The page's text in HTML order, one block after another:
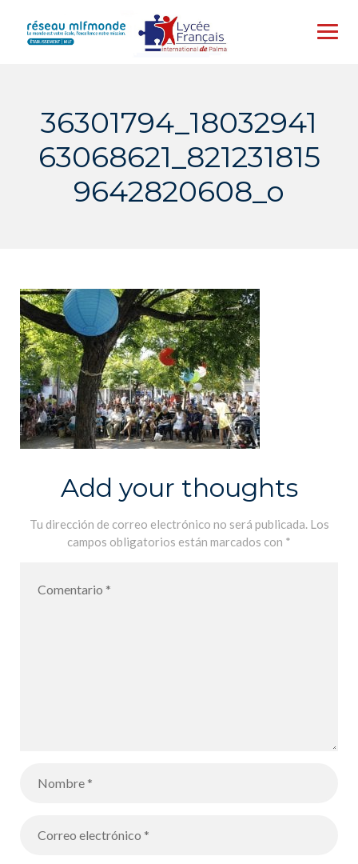
content
36301794_18032941
63068621_821231815
9642820608_o
Add your thoughts
Tu dirección de correo electrónico no será publicada. Los
campos obligatorios están marcados con *